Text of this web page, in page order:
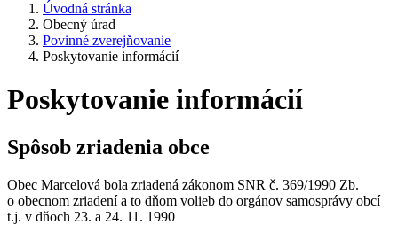
Úvodná stránka
Obecný úrad
Povinné zverejňovanie
Poskytovanie informácií
Poskytovanie informácií
Spôsob zriadenia obce
Obec Marcelová bola zriadená zákonom SNR č. 369/1990 Zb.
o obecnom zriadení a to dňom volieb do orgánov samosprávy obcí
t.j. v dňoch 23. a 24. 11. 1990